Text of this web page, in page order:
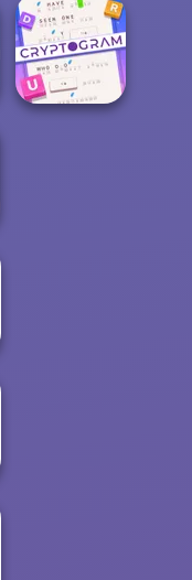
Casual
Crossword